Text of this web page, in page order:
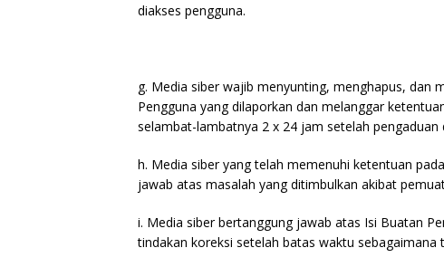
diakses pengguna.
g. Media siber wajib menyunting, menghapus, dan
Pengguna yang dilaporkan dan melanggar
selambat-lambatnya 2 x 24 jam setelah pengaduan
h. Media siber yang telah memenuhi ketentuan
jawab atas masalah yang ditimbulkan akibat
i. Media siber bertanggung jawab atas Isi Buatan
tindakan koreksi setelah batas waktu sebagaimana